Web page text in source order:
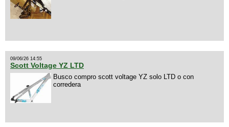
09/06/26 14:55
Scott Voltage YZ LTD
Busco compro scott voltage YZ solo LTD o con
corredera